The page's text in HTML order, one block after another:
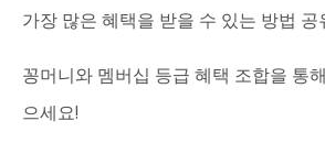
가장 많은 혜택을 받을 수 있는 방법 공
꽁머니와 멤버십 등급 혜택 조합을 통
으세요!